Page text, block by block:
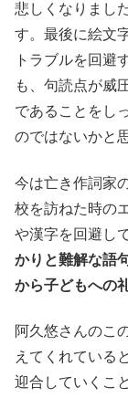
悲しくなりまし
す。最後に絵文
トラブルを回避
も、句読点が威
であることをし
のではないかと
今は亡き作詞家
校を訪ねた時の
や漢字を回避し
かりと難解な語
から子どもへの
阿久悠さんのこ
えてくれている
迎合していくこ